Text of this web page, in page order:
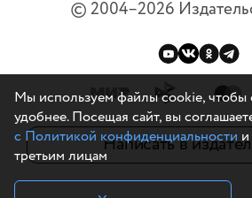
©2004–2026
Написать в
Мы используем файлы cookie, чтобы
удобнее. Посещая сайт, вы
с Политикой конфиденциальностии
третьим лицам